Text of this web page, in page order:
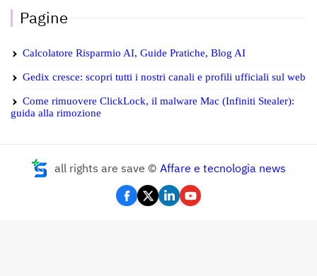
Pagine
Calcolatore Risparmio AI, Guide Pratiche, Blog AI
Gedix cresce: scopri tutti i nostri canali e profili ufficiali sul web
Come rimuovere ClickLock, il malware Mac (Infiniti Stealer):
guida alla rimozione
all rights are save © Affare e tecnologia news